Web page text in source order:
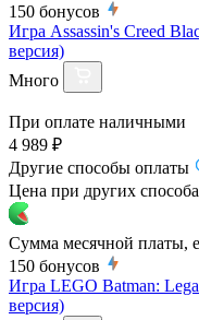
150 бонусов
Игра Assassin's Creed
версия)
Много
При оплате наличными
4 989 ₽
Другие способы оплаты
Цена при других
Сумма месячной платы,
150 бонусов
Игра LEGO Batman:
версия)